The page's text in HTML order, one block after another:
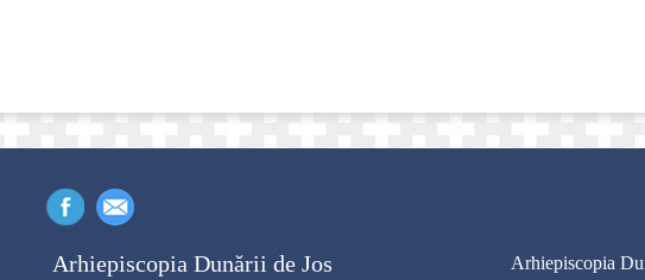
Arhiepiscopia Dunării de Jos Arhiepiscopia